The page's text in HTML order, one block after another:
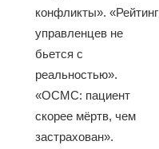
конфликты». «Рейтинг
управленцев не
бьется с
реальностью».
«ОСМС: пациент
скорее мёртв, чем
застрахован».